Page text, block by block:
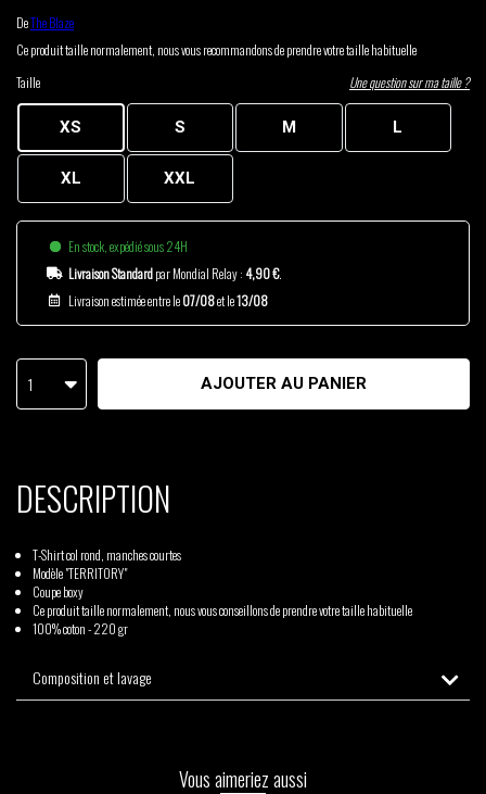
DeThe Blaze
Ce produit taille normalement, nous vous recommandons de prendre votre taille habituelle
Taille
Une question sur ma taille ?
XS S M L
XL XXL
En stock, expédié sous 24H
Livraison Standardpar Mondial Relay : 4,90 €.
Livraison estimée entre le07/08et le13/08
1 AJOUTER AU PANIER
DESCRIPTION
T-Shirt col rond, manches courtes
Modèle "TERRITORY"
Coupe boxy
Ce produit taille normalement, nous vous conseillons de prendre votre taille habituelle
100% coton - 220 gr
Composition et lavage
Vous aimeriez aussi